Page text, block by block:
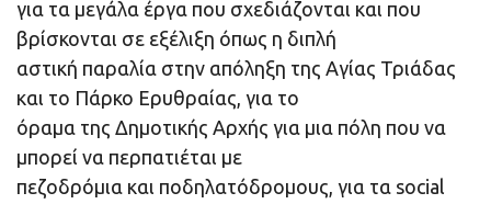
για τα μεγάλα έργα που σχεδιάζονται και που
βρίσκονται σε εξέλιξη όπως η διπλή
αστική παραλία στην απόληξη της Αγίας Τριάδας
και το Πάρκο Ερυθραίας, για το
όραμα της Δημοτικής Αρχής για μια πόλη που να
μπορεί να περπατιέται με
πεζοδρόμια και ποδηλατόδρομους, για τα social